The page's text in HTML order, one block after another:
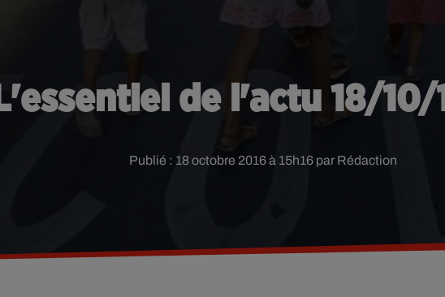
L'essentiel de l'actu 18/10/
Publié : 18 octobre 2016 à 15h16 par Rédaction